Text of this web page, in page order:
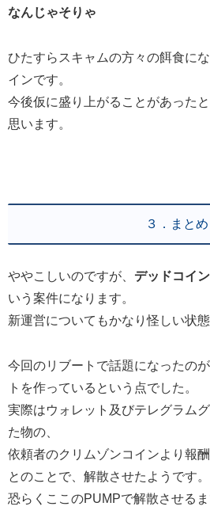
なんじゃそりゃ
ひたすらスキャムの方々の餌食に
インです。
今後仮に盛り上がることがあった
思います。
３．まとめ
ややこしいのですが、 デッドコイ
いう案件になります。
新運営についてもかなり怪しい状態
今回のリブートで話題になったの
トを作っているという点でした。
実際はウォレット及びテレグラム
た物の、
依頼者のクリムゾンコインより報
とのことで、解散させたようです。
恐らくここのPUMPで解散させる